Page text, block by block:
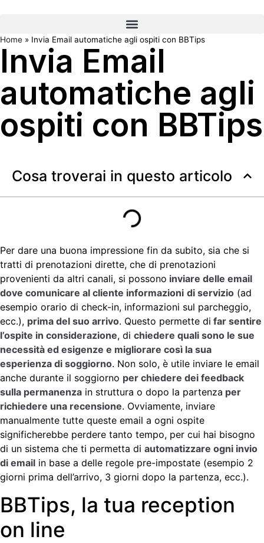
Home » Invia Email automatiche agli ospiti con BBTips
Invia Email
automatiche agli
ospiti con BBTips
Cosa troverai in questo articolo
Per dare una buona impressione fin da subito, sia che si
tratti di prenotazioni dirette, che di prenotazioni
provenienti da altri canali, si possono inviare delle email
dove comunicare al cliente informazioni di servizio (ad
esempio orario di check-in, informazioni sul parcheggio,
ecc.), prima del suo arrivo. Questo permette di far sentire
l’ospite in considerazione, di chiedere quali sono le sue
necessità ed esigenze e migliorare così la sua
esperienza di soggiorno. Non solo, è utile inviare le email
anche durante il soggiorno per chiedere dei feedback
sulla permanenza in struttura o dopo la partenza per
richiedere una recensione. Ovviamente, inviare
manualmente tutte queste email a ogni ospite
significherebbe perdere tanto tempo, per cui hai bisogno
di un sistema che ti permetta di automatizzare ogni invio
di email in base a delle regole pre-impostate (esempio 2
giorni prima dell’arrivo, 3 giorni dopo la partenza, ecc.).
BBTips, la tua reception
on line